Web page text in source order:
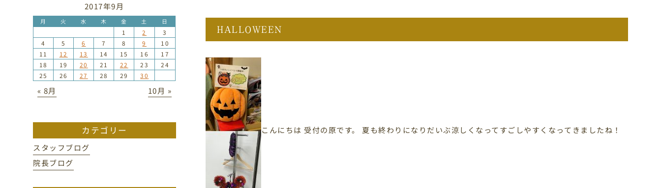
HALLOWEEN
こんにちは 受付の原です。 夏も終わりになりだいぶ涼しくなってすごしやすくなってきましたね！
2017年9月
月 火 水 木 金 土 日
1 2
3
4
5 6 7 8 9
10
11
12 13 14 15 16
17
18
19 20 21 22 23
24
25
26 27 28 29 30
« 8月 10月 »
カテゴリー
スタッフブログ
院長ブログ